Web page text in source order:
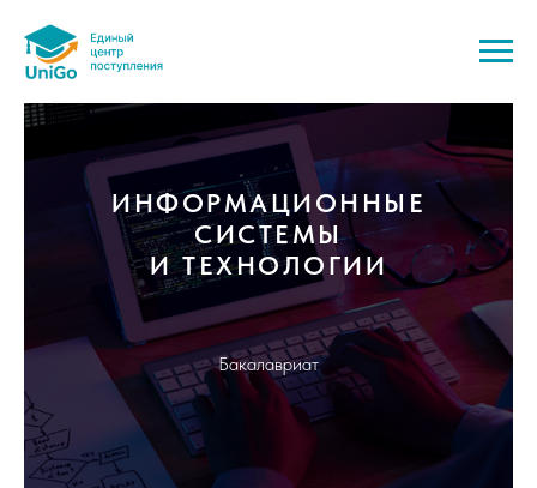
ИНФОРМАЦИОННЫЕ
СИСТЕМЫ
И ТЕХНОЛОГИИ
Бакалавриат